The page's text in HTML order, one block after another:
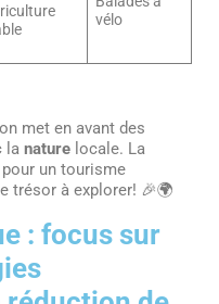
vélo
met en avant des
la nature locale. La
un tourisme
trésor à explorer! 🎉🌍
: focus sur